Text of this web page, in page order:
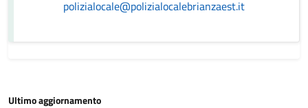
polizialocale@polizialocalebrianzaest.it
Ultimo aggiornamento